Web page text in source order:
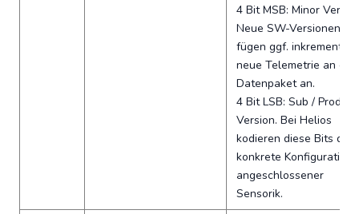
4 Bit MSB: Minor
Neue SW-Versionen
fügen ggf. inkrementell
neue Telemetrie an das
Datenpaket an.
4 Bit LSB: Sub / Product
Version. Bei Helios
kodieren diese Bits die
konkrete Konfiguration
angeschlossener
Sensorik.